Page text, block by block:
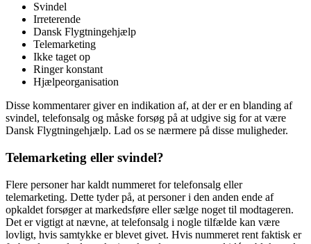
Svindel
Irreterende
Dansk Flygtningehjælp
Telemarketing
Ikke taget op
Ringer konstant
Hjælpeorganisation
Disse kommentarer giver en indikation af, at der er en blanding af
svindel, telefonsalg og måske forsøg på at udgive sig for at være
Dansk Flygtningehjælp. Lad os se nærmere på disse muligheder.
Telemarketing eller svindel?
Flere personer har kaldt nummeret for telefonsalg eller
telemarketing. Dette tyder på, at personer i den anden ende af
opkaldet forsøger at markedsføre eller sælge noget til modtageren.
Det er vigtigt at nævne, at telefonsalg i nogle tilfælde kan være
lovligt, hvis samtykke er blevet givet. Hvis nummeret rent faktisk er